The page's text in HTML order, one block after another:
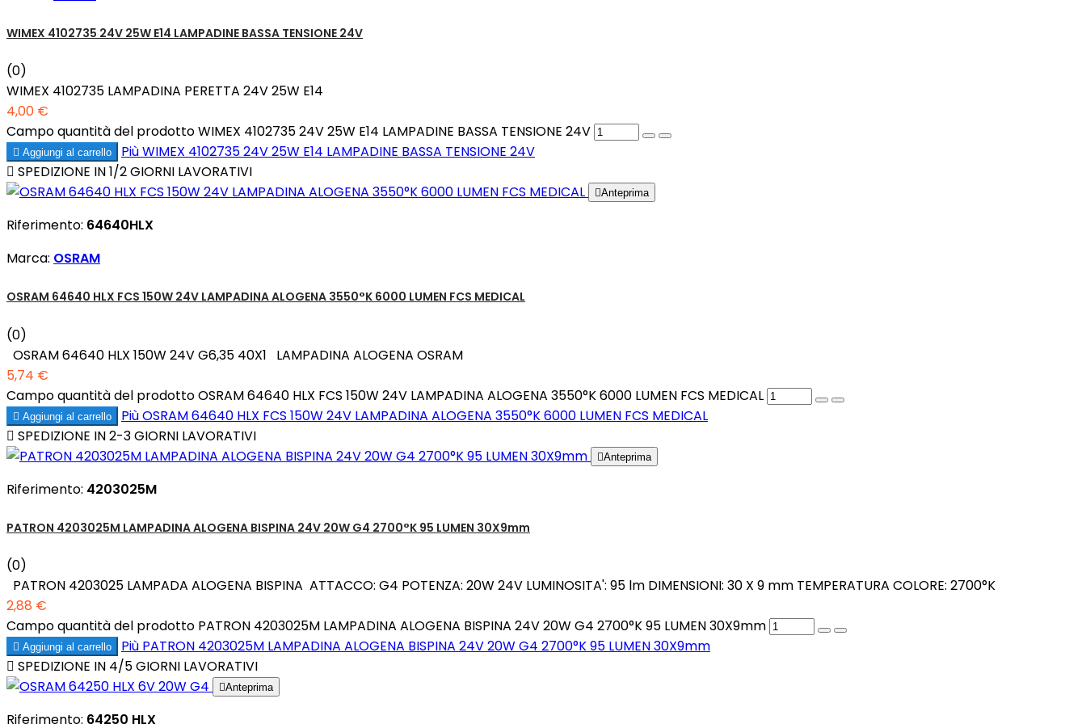
WIMEX 4102735 24V 25W E14 LAMPADINE BASSA TENSIONE 24V
(0)
WIMEX 4102735 LAMPADINA PERETTA 24V 25W E14
4,00 €
Campo quantità del prodotto WIMEX 4102735 24V 25W E14 LAMPADINE BASSA TENSIONE 24V
 Aggiungi al carrello PiùWIMEX 4102735 24V 25W E14 LAMPADINE BASSA TENSIONE 24V
 SPEDIZIONE IN 1/2 GIORNI LAVORATIVI
Anteprima
Riferimento: 64640HLX
Marca: OSRAM
OSRAM 64640 HLX FCS 150W 24V LAMPADINA ALOGENA 3550°K 6000 LUMEN FCS MEDICAL
(0)
OSRAM 64640 HLX 150W 24V G6,35 40X1 LAMPADINA ALOGENA OSRAM
5,74 €
Campo quantità del prodotto OSRAM 64640 HLX FCS 150W 24V LAMPADINA ALOGENA 3550°K 6000 LUMEN FCS MEDICAL
 Aggiungi al carrello PiùOSRAM 64640 HLX FCS 150W 24V LAMPADINA ALOGENA 3550°K 6000 LUMEN FCS MEDICAL
 SPEDIZIONE IN 2-3 GIORNI LAVORATIVI
Anteprima
Riferimento: 4203025M
PATRON 4203025M LAMPADINA ALOGENA BISPINA 24V 20W G4 2700°K 95 LUMEN 30X9mm
(0)
PATRON 4203025 LAMPADA ALOGENA BISPINA ATTACCO: G4 POTENZA: 20W 24V LUMINOSITA': 95 lm DIMENSIONI: 30 X 9 mm TEMPERATURA COLORE: 2700°K
2,88 €
Campo quantità del prodotto PATRON 4203025M LAMPADINA ALOGENA BISPINA 24V 20W G4 2700°K 95 LUMEN 30X9mm
 Aggiungi al carrello Più PATRON 4203025M LAMPADINA ALOGENA BISPINA 24V 20W G4 2700°K 95 LUMEN 30X9mm
 SPEDIZIONE IN 4/5 GIORNI LAVORATIVI
Anteprima
Riferimento: 64250 HLX